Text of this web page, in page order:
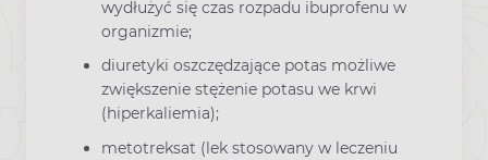
wydłużyć się czas rozpadu ibuprofenu w
organizmie;
diuretyki oszczędzające potas możliwe
zwiększenie stężenie potasu we krwi
(hiperkaliemia);
metotreksat (lek stosowany w leczeniu